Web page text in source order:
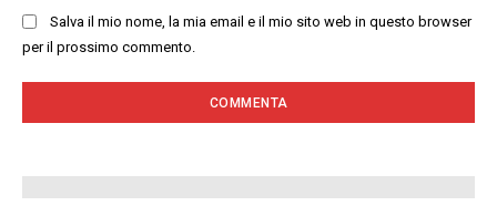
Salva il mio nome, la mia email e il mio sito web in questo browser
per il prossimo commento.